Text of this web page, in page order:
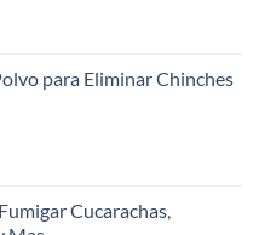
para Eliminar Chinches
Cucarachas,